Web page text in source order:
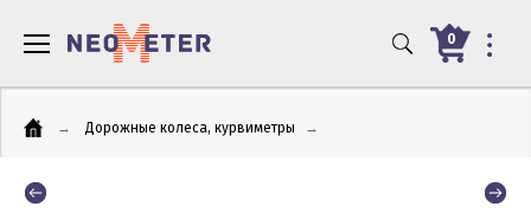
0
→ Дорожные колеса, курвиметры →